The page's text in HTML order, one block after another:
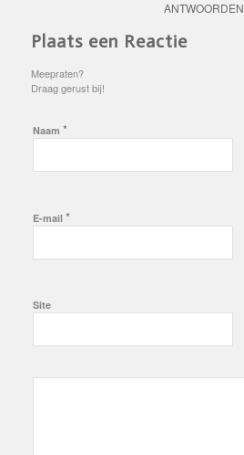
ANTWOORDEN
Plaats een Reactie
Meepraten?
Draag gerust bij!
Naam *
E-mail *
Site